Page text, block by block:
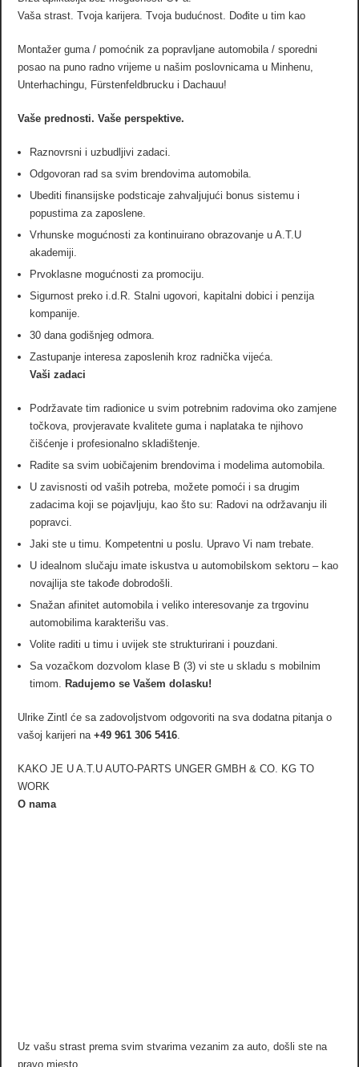
Vaša strast. Tvoja karijera. Tvoja budućnost. Dođite u tim kao
Montažer guma / pomoćnik za popravljane automobila / sporedni
posao na puno radno vrijeme u našim poslovnicama u Minhenu,
Unterhachingu, Fürstenfeldbrucku i Dachauu!
Vaše prednosti. Vaše perspektive.
Raznovrsni i uzbudljivi zadaci.
Odgovoran rad sa svim brendovima automobila.
Ubediti finansijske podsticaje zahvaljujući bonus sistemu i
popustima za zaposlene.
Vrhunske mogućnosti za kontinuirano obrazovanje u A.T.U
akademiji.
Prvoklasne mogućnosti za promociju.
Sigurnost preko i.d.R. Stalni ugovori, kapitalni dobici i penzija
kompanije.
30 dana godišnjeg odmora.
Zastupanje interesa zaposlenih kroz radnička vijeća.
Vaši zadaci
Podržavate tim radionice u svim potrebnim radovima oko zamjene
točkova, provjeravate kvalitete guma i naplataka te njihovo
čišćenje i profesionalno skladištenje.
Radite sa svim uobičajenim brendovima i modelima automobila.
U zavisnosti od vaših potreba, možete pomoći i sa drugim
zadacima koji se pojavljuju, kao što su: Radovi na održavanju ili
popravci.
Jaki ste u timu. Kompetentni u poslu. Upravo Vi nam trebate.
U idealnom slučaju imate iskustva u automobilskom sektoru – kao
novajlija ste takođe dobrodošli.
Snažan afinitet automobila i veliko interesovanje za trgovinu
automobilima karakterišu vas.
Volite raditi u timu i uvijek ste strukturirani i pouzdani.
Sa vozačkom dozvolom klase B (3) vi ste u skladu s mobilnim
timom.
Radujemo se Vašem dolasku!
Ulrike Zintl će sa zadovoljstvom odgovoriti na sva dodatna pitanja o
vašoj karijeri na+49 961 306 5416
KAKO JE U A.T.U AUTO-PARTS UNGER GMBH & CO. KG TO
WORK
O nama
Uz vašu strast prema svim stvarima vezanim za auto, došli ste na
pravo mjesto.